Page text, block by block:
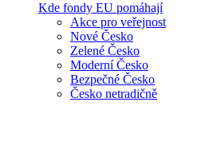
Kde fondy EU pomáhají
Akce pro veřejnost
Nové Česko
Zelené Česko
Moderní Česko
Bezpečné Česko
Česko netradičně